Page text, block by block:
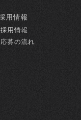
用情報
採用情報
応募の流れ